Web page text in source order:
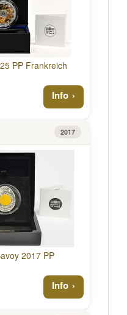
PP Frankreich
Info
2017
2017 PP
Info